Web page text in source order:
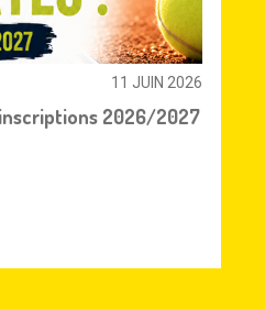
11 JUIN 2026
2026/2027